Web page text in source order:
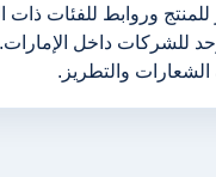
وروابط للفئات ذات
للشركات داخل الإمارات.
والتطريز.